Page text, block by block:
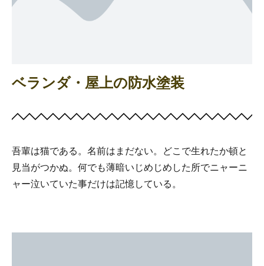
ベランダ・屋上の防水塗装
吾輩は猫である。名前はまだない。どこで生れたか頓と
見当がつかぬ。何でも薄暗いじめじめした所でニャーニ
ャー泣いていた事だけは記憶している。